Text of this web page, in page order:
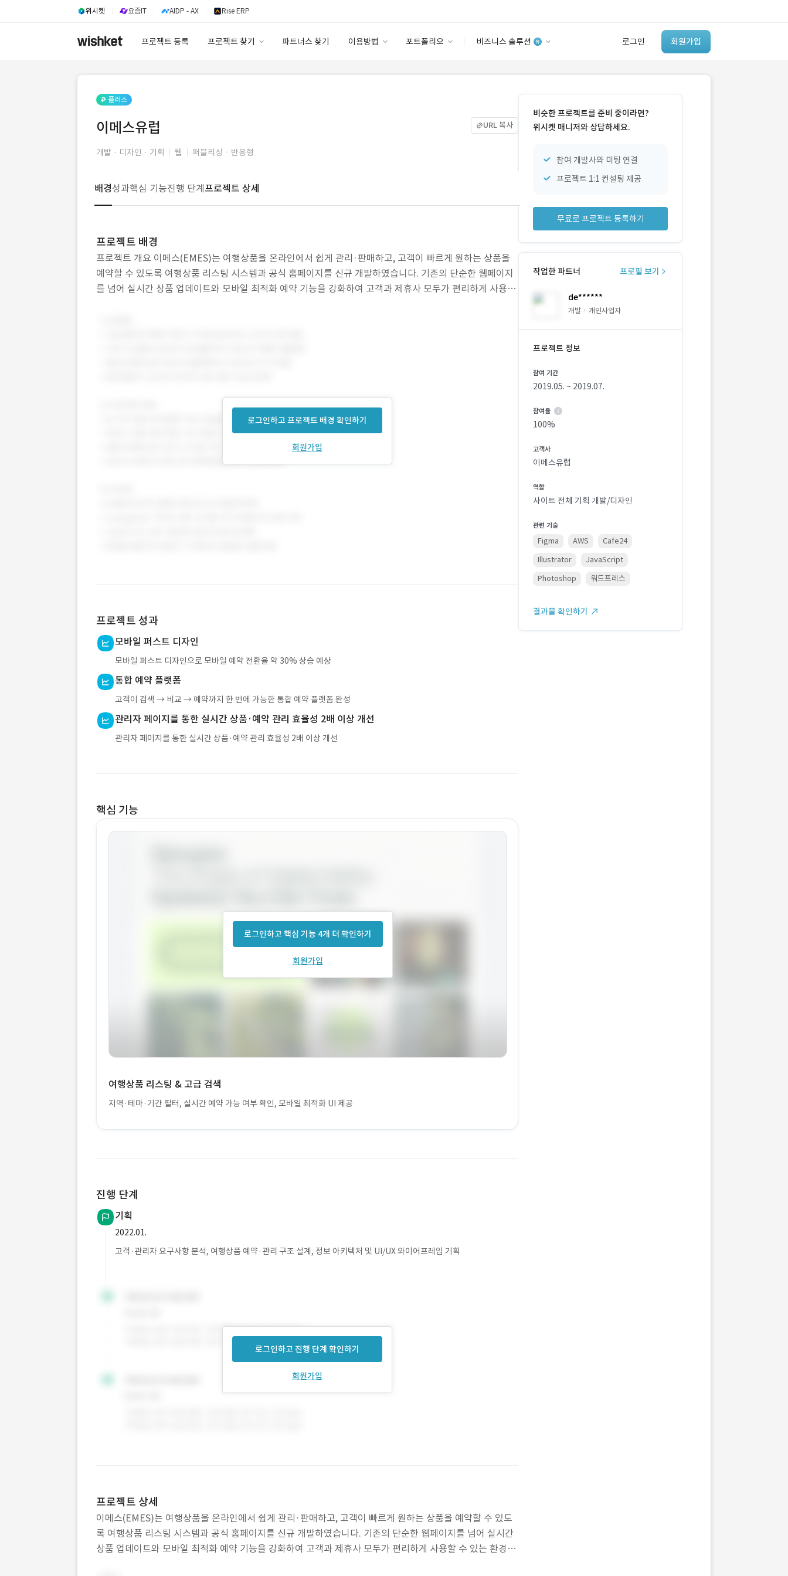
위시켓 요즘IT AIDP - AX Rise ERP
프로젝트 등록 프로젝트 찾기 파트너스 찾기 이용방법 포트폴리오 비즈니스 솔루션 로그인 회원가입
안심 코드 케어
스토어
‘이런 거’ 만들어본
개발 회사 있어?
플러스
이메스유럽 URL 복사
개발 · 디자인 · 기획 웹 퍼블리싱ㆍ반응형
배경성과핵심 기능진행 단계 프로젝트 상세
프로젝트 배경
프로젝트 개요 이메스(EMES)는 여행상품을 온라인에서 쉽게 관리·판매하고, 고객이 빠르게 원하는 상품을
예약할 수 있도록 여행상품 리스팅 시스템과 공식 홈페이지를 신규 개발하였습니다. 기존의 단순한 웹페이지
를 넘어 실시간 상품 업데이트와 모바일 최적화 예약 기능을 강화하여 고객과 제휴사 모두가 편리하게 사용할
로그인하고 프로젝트 배경 확인하기
회원가입
프로젝트 성과
모바일 퍼스트 디자인
모바일 퍼스트 디자인으로 모바일 예약 전환율 약 30% 상승 예상
통합 예약 플랫폼
고객이 검색 → 비교 → 예약까지 한 번에 가능한 통합 예약 플랫폼 완성
관리자 페이지를 통한 실시간 상품·예약 관리 효율성 2배 이상 개선
관리자 페이지를 통한 실시간 상품·예약 관리 효율성 2배 이상 개선
핵심 기능
로그인하고 핵심 기능 4개 더 확인하기
회원가입
여행상품 리스팅 & 고급 검색
지역·테마·기간 필터, 실시간 예약 가능 여부 확인, 모바일 최적화 UI 제공
진행 단계
기획
2022.01.
고객·관리자 요구사항 분석, 여행상품 예약·관리 구조 설계, 정보 아키텍처 및 UI/UX 와이어프레임 기획
로그인하고 진행 단계 확인하기
회원가입
프로젝트 상세
이메스(EMES)는 여행상품을 온라인에서 쉽게 관리·판매하고, 고객이 빠르게 원하는 상품을 예약할 수 있도
록 여행상품 리스팅 시스템과 공식 홈페이지를 신규 개발하였습니다. 기존의 단순한 웹페이지를 넘어 실시간
상품 업데이트와 모바일 최적화 예약 기능을 강화하여 고객과 제휴사 모두가 편리하게 사용할 수 있는 환경을
비슷한 프로젝트를 준비 중이라면?
위시켓 매니저와 상담하세요.
참여 개발사와 미팅 연결
프로젝트 1:1 컨설팅 제공
무료로 프로젝트 등록하기
작업한 파트너 프로필 보기
de******
개발 · 개인사업자
프로젝트 정보
참여 기간
2019.05. ~ 2019.07.
참여율
100%
고객사
이메스유럽
역할
사이트 전체 기획 개발/디자인
관련 기술
Figma AWS
Cafe24
Illustrator
JavaScript
Photoshop
워드프레스
결과물 확인하기